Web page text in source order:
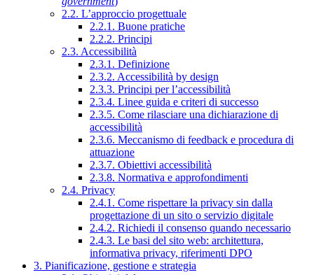
2.2. L’approccio progettuale
2.2.1. Buone pratiche
2.2.2. Principi
2.3. Accessibilità
2.3.1. Definizione
2.3.2. Accessibilità by design
2.3.3. Principi per l’accessibilità
2.3.4. Linee guida e criteri di successo
2.3.5. Come rilasciare una dichiarazione di
accessibilità
2.3.6. Meccanismo di feedback e procedura di
attuazione
2.3.7. Obiettivi accessibilità
2.3.8. Normativa e approfondimenti
2.4. Privacy
2.4.1. Come rispettare la privacy sin dalla
progettazione di un sito o servizio digitale
2.4.2. Richiedi il consenso quando necessario
2.4.3. Le basi del sito web: architettura,
informativa privacy, riferimenti DPO
3. Pianificazione, gestione e strategia